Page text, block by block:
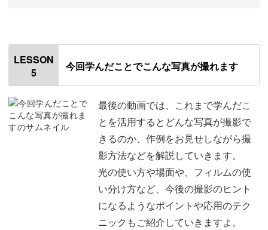
はじめに
季節を感じる風景を切り取ろう
思い出の場面を切り取ろう 03:57
日常を切り取ろう 04:52
フィルターの使用法 07:58
フィルム写真の現像方法 09:49
12:56
LESSON
5
今回学んだことでこんな写真が撮れます
最後の動画では、これまで学んだこ
とを活用するとどんな写真が撮影で
きるのか、作例をお見せしながら撮
影方法などを解説していきます。
光の使い方や場面や、フィルムの使
い分け方など、今後の撮影のヒント
になるようなポイントや応用のテク
ニックもご紹介していきますよ。